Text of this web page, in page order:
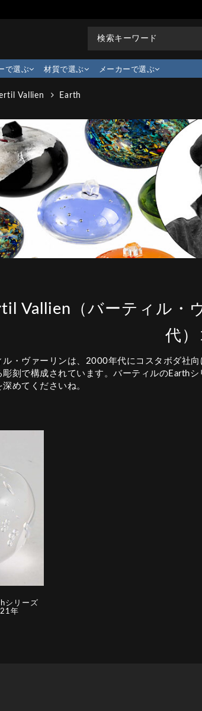
で選ぶ 材質で選ぶ メーカーで選ぶ
Vallien Earth
Vallien（バーティル・
代
ル・ヴァーリンは、2000年代にコスタボダ社
彫刻で構成されています。バーティルのEarth
めてくださいね。
シリーズ
年